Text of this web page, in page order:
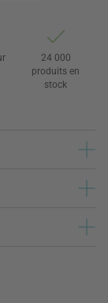
24 000
produits en
stock